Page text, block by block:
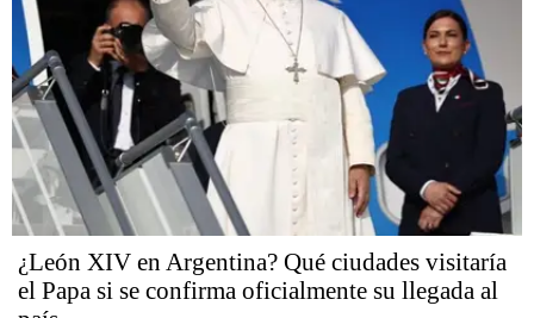
¿León XIV en Argentina? Qué ciudades visitaría
el Papa si se confirma oficialmente su llegada al